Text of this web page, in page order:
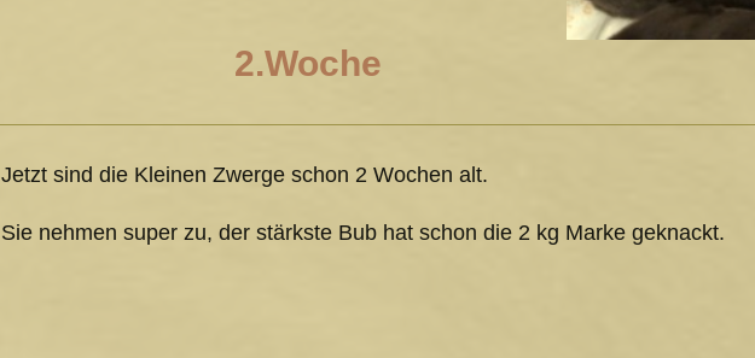
2.Woche
Jetzt sind die Kleinen Zwerge schon 2 Wochen alt.
Sie nehmen super zu, der stärkste Bub hat schon die 2 kg Marke geknackt.